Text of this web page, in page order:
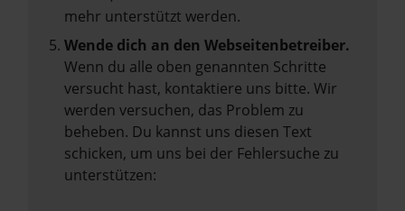
mehr unterstützt werden.
Wende dich an den Webseitenbetreiber.
Wenn du alle oben genannten Schritte
versucht hast, kontaktiere uns bitte. Wir
werden versuchen, das Problem zu
beheben. Du kannst uns diesen Text
schicken, um uns bei der Fehlersuche zu
unterstützen: